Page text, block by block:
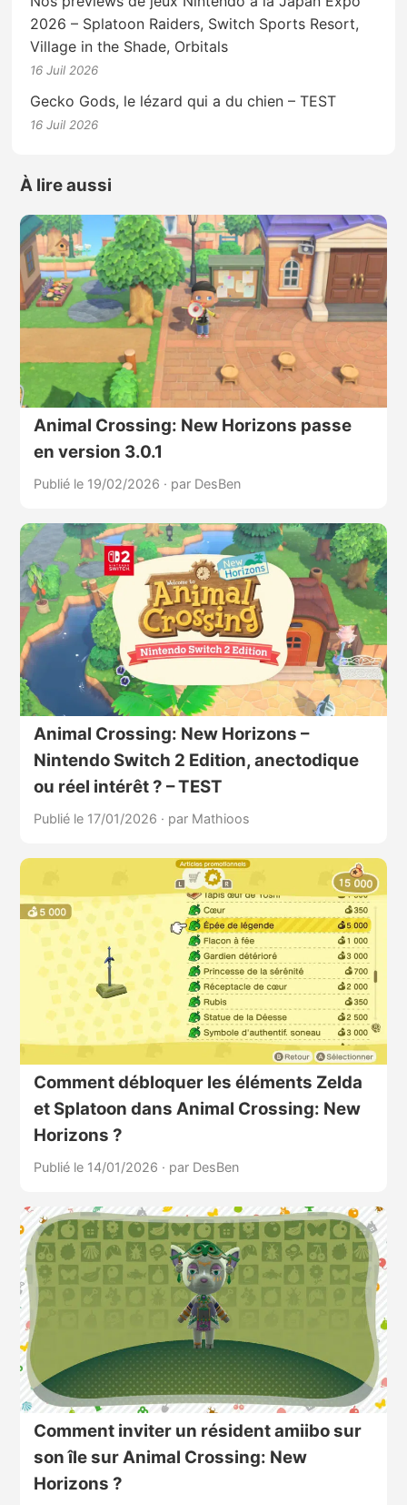
2026 – Splatoon Raiders, Switch Sports Resort,
Village in the Shade, Orbitals
16 Juil 2026
Gecko Gods, le lézard qui a du chien – TEST
16 Juil 2026
À lire aussi
Animal Crossing: New Horizons passe
en version 3.0.1
Publié le 19/02/2026 · par DesBen
Animal Crossing: New Horizons –
Nintendo Switch 2 Edition, anectodique
ou réel intérêt ? – TEST
Publié le 17/01/2026 · par Mathioos
Comment débloquer les éléments Zelda
et Splatoon dans Animal Crossing: New
Horizons ?
Publié le 14/01/2026 · par DesBen
Comment inviter un résident amiibo sur
son île sur Animal Crossing: New
Horizons ?